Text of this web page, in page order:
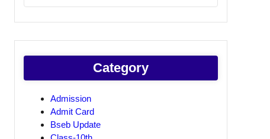
Category
Admission
Admit Card
Bseb Update